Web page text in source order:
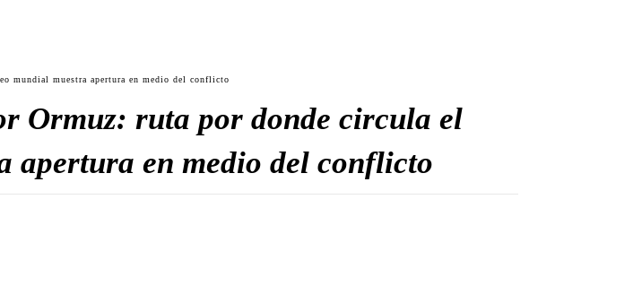
mundial muestra apertura en medio del conflicto
Ormuz: ruta por donde circula el
apertura en medio del conflicto